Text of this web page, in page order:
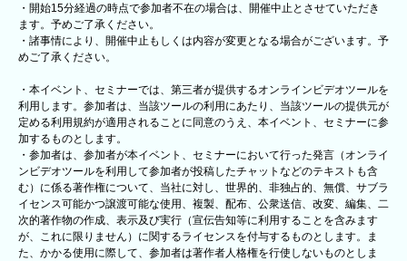
・開始15分経過の時点で参加者不在の場合は、開催中止とさせていただき
ます。予めご了承ください。
・諸事情により、開催中止もしくは内容が変更となる場合がございます。予
めご了承ください。
・本イベント、セミナーでは、第三者が提供するオンラインビデオツールを
利用します。参加者は、当該ツールの利用にあたり、当該ツールの提供元が
定める利用規約が適用されることに同意のうえ、本イベント、セミナーに参
加するものとします。
・参加者は、参加者が本イベント、セミナーにおいて行った発言（オンライ
ンビデオツールを利用して参加者が投稿したチャットなどのテキストも含
む）に係る著作権について、当社に対し、世界的、非独占的、無償、サブラ
イセンス可能かつ譲渡可能な使用、複製、配布、公衆送信、改変、編集、二
次的著作物の作成、表示及び実行（宣伝告知等に利用することを含みます
が、これに限りません）に関するライセンスを付与するものとします。ま
た、かかる使用に際して、参加者は著作者人格権を行使しないものとしま